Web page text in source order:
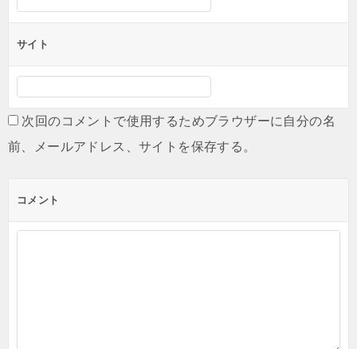
サイト
次回のコメントで使用するためブラウザーに自分の名
前、メールアドレス、サイトを保存する。
コメント